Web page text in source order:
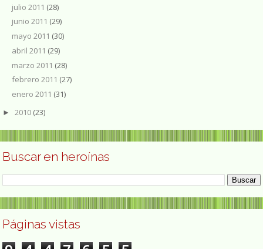
julio 2011 (28)
junio 2011 (29)
mayo 2011 (30)
abril 2011 (29)
marzo 2011 (28)
febrero 2011 (27)
enero 2011 (31)
► 2010 (23)
Buscar en heroínas
Páginas vistas